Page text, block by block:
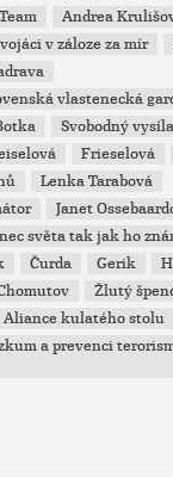
Andrea
v záloze za mír
vlastenecká
Svobodný
Frieselová
Lenka Tarabová
Janet
světa tak jak ho
Čurda Gerik
Žlutý
Aliance kulatého stolu
a prevenci